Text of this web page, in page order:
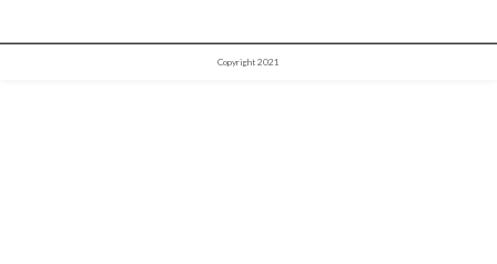
Copyright 2021